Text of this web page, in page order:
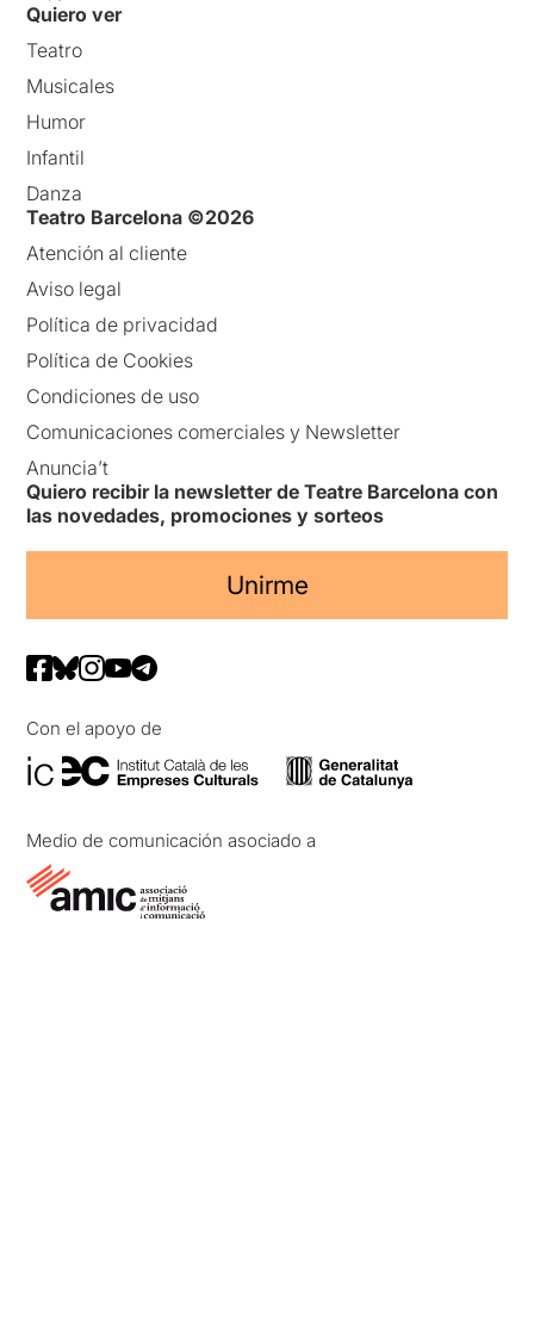
Quiero ver
Teatro
Musicales
Humor
Infantil
Danza
Teatro Barcelona ©2026
Atención al cliente
Aviso legal
Política de privacidad
Política de Cookies
Condiciones de uso
Comunicaciones comerciales y Newsletter
Anuncia’t
Quiero recibir la newsletter de Teatre Barcelona con
las novedades, promociones y sorteos
Unirme
Con el apoyo de
Medio de comunicación asociado a